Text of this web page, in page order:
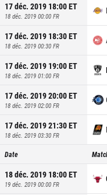
17 déc. 2019 18:00ET
18 déc. 2019 00:00 FR
17 déc. 2019 18:30ET
18 déc. 2019 00:30 FR
17 déc. 2019 19:00ET
18 déc. 2019 01:00 FR
17 déc. 2019 20:00ET
18 déc. 2019 02:00 FR
17 déc. 2019 21:30ET
18 déc. 2019 03:30 FR
Date
18 déc. 2019 18:00ET
19 déc. 2019 00:00 FR